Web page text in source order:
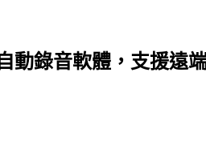
動錄音軟體，支援遠